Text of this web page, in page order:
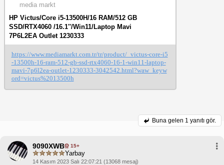
media markt
HP Victus/Core i5-13500H/16 RAM/512 GB
SSD/RTX4060 /16.1''/Win11/Laptop Mavi
7P6L2EA Outlet 1230333
https://www.mediamarkt.com.tr/tr/product/_victus-core-i5
-13500h-16-ram-512-gb-ssd-rtx4060-16-1-win11-laptop-
mavi-7p6l2ea-outlet-1230333-3042542.html?waw_keyw
ord=victus%2013500h
Buna gelen 1 yanıtı gör.
9090XWB 15+
Yarbay
14 Kasım 2023 Salı 22:07:21 (13068 mesaj)